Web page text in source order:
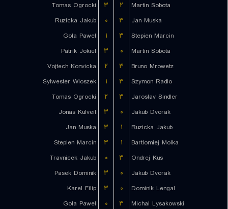
Tomas Ogrocki
۳ ۲
Martin Sobota
Ruzicka Jakub
۰ ۳
Jan Muska
Gola Pawel
۱ ۳
Stepien Marcin
Patrik Jokiel
۳ ۰
Martin Sobota
Vojtech Konvicka
۲ ۳
Bruno Mrowetz
Sylwester Wloszek
۱ ۳
Szymon Radlo
Tomas Ogrocki
۲ ۳
Jaroslav Sindler
Jonas Kulveit
۳ ۰
Jakub Dvorak
Jan Muska
۳ ۱
Ruzicka Jakub
Stepien Marcin
۳ ۱
Bartlomiej Molka
Travnicek Jakub
۰ ۳
Ondrej Kus
Pasek Dominik
۳ ۰
Jakub Dvorak
Karel Filip
۳ ۰
Dominik Lengal
Gola Pawel
۰ ۳
Michal Lysakowski